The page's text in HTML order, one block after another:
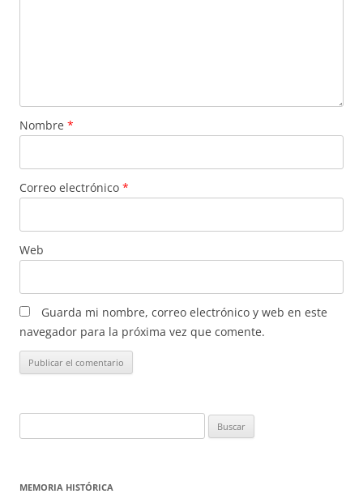
Nombre *
Correo electrónico *
Web
Guarda mi nombre, correo electrónico y web en este
navegador para la próxima vez que comente.
MEMORIA HISTÓRICA